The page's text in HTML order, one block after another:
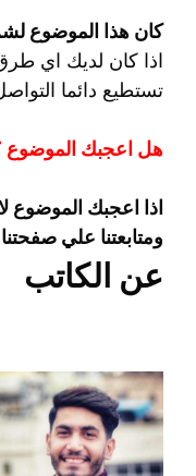
كان هذا الموضوع
اذا كان لديك اي طرق
تستطيع دائما التواصل
هل اعجبك الموضوع ؟
اذا اعجبك الموضوع لا
ومتابعتنا علي
عن الكاتب